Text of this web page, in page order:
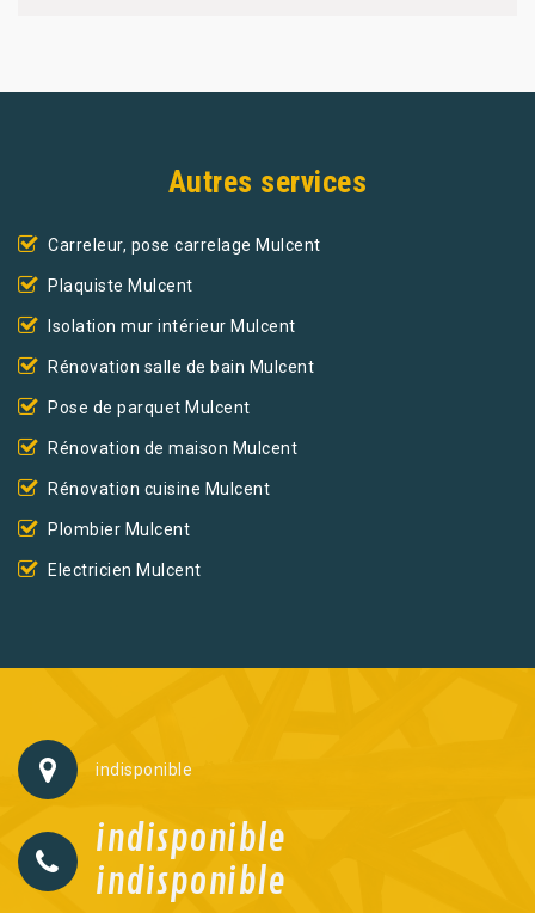
Autres services
Carreleur, pose carrelage Mulcent
Plaquiste Mulcent
Isolation mur intérieur Mulcent
Rénovation salle de bain Mulcent
Pose de parquet Mulcent
Rénovation de maison Mulcent
Rénovation cuisine Mulcent
Plombier Mulcent
Electricien Mulcent
indisponible
indisponible
indisponible